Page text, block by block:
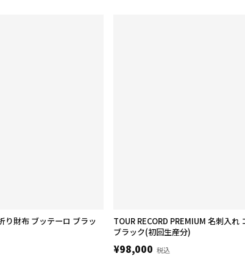
り財布 ブッテーロ ブラッ
TOUR RECORD PREMIUM 名刺入れ
ブラック(初回生産分)
¥98,000 税込